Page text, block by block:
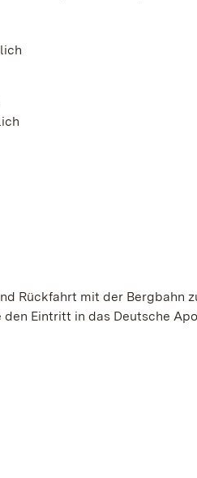
Rückfahrt mit der Bergbahn
Eintritt in das Deutsche